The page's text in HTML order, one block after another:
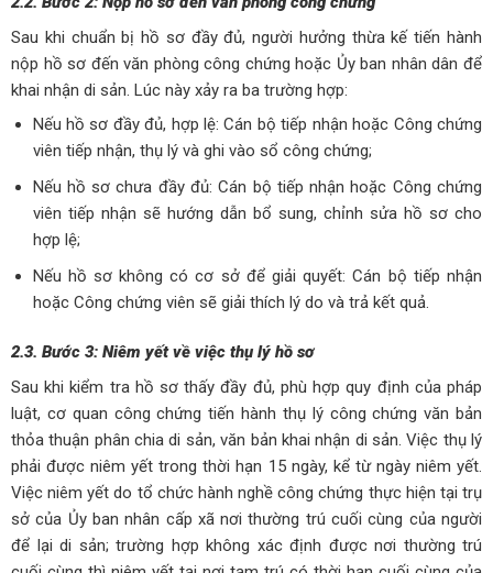
Sau khi chuẩn bị hồ sơ đầy đủ, người hưởng thừa kế tiến hành
nộp hồ sơ đến văn phòng công chứng hoặc Ủy ban nhân dân để
khai nhận di sản. Lúc này xảy ra ba trường hợp:
Nếu hồ sơ đầy đủ, hợp lệ: Cán bộ tiếp nhận hoặc Công chứng
viên tiếp nhận, thụ lý và ghi vào sổ công chứng;
Nếu hồ sơ chưa đầy đủ: Cán bộ tiếp nhận hoặc Công chứng
viên tiếp nhận sẽ hướng dẫn bổ sung, chỉnh sửa hồ sơ cho
hợp lệ;
Nếu hồ sơ không có cơ sở để giải quyết: Cán bộ tiếp nhận
hoặc Công chứng viên sẽ giải thích lý do và trả kết quả.
2.3. Bước 3: Niêm yết về việc thụ lý hồ sơ
Sau khi kiểm tra hồ sơ thấy đầy đủ, phù hợp quy định của pháp
luật, cơ quan công chứng tiến hành thụ lý công chứng văn bản
thỏa thuận phân chia di sản, văn bản khai nhận di sản. Việc thụ lý
phải được niêm yết trong thời hạn 15 ngày, kể từ ngày niêm yết.
Việc niêm yết do tổ chức hành nghề công chứng thực hiện tại trụ
sở của Ủy ban nhân cấp xã nơi thường trú cuối cùng của người
để lại di sản; trường hợp không xác định được nơi thường trú